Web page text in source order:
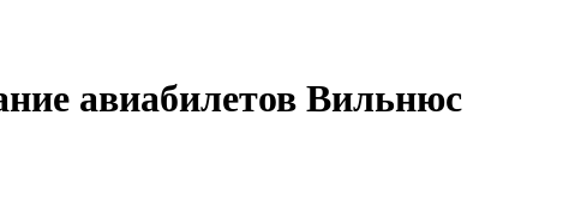
авиабилетов Вильнюс